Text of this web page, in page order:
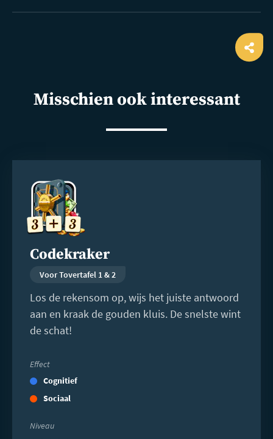
Misschien ook interessant
Codekraker
Voor Tovertafel 1 & 2
Los de rekensom op, wijs het juiste antwoord
aan en kraak de gouden kluis. De snelste wint
de schat!
Effect
Cognitief
Sociaal
Niveau
meer